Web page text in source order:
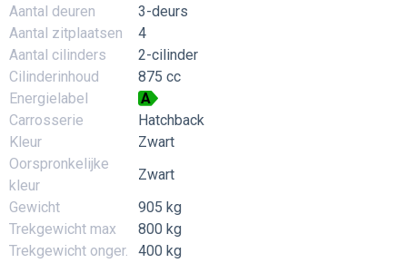
Aantal deuren
3-deurs
Aantal zitplaatsen
4
Aantal cilinders
2-cilinder
Cilinderinhoud
875 cc
Energielabel
A
Carrosserie
Hatchback
Kleur
Zwart
Oorspronkelijke
kleur
Zwart
Gewicht
905 kg
Trekgewicht max
800 kg
Trekgewicht onger.
400 kg